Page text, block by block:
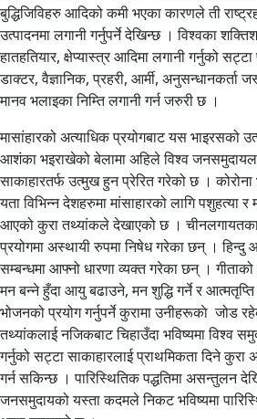
बुद्धिजिविहरु आदिको कमी भएका कारणले ती
उत्पादनमा लगानी गर्नुपर्ने देखिन्छ । विश्वका
हातहतियार, क्षेप्यास्त्र आदिमा लगानी गर्नुको
डाक्टर, वैज्ञानिक, प्रहरी, आर्मी, अनुसन्धानकर्ता
मानव भलाइका निम्ति लगानी गर्न जरुरी छ ।
मासांहारको अत्याधिक प्रयोगबाट यस भाइरसको
आशंका भइराखेको बेलामा अहिले विश्व
साकाहारतर्फ उत्मुख हुन प्रेरित गरेको छ ।
यता विभिन्न देशहरुमा मांसाहारको लागि पशुहत्या र
आएको कुरा तथ्यांकले देखाएको छ ।
प्रयोगमा अस्थायी रुपमा निषेध गरेका छन् । हिन्दु
सम्बन्धमा आफ्नो धारणा व्यक्त गरेका छन् ।
मन बन्ने हुँदा आयु बढाउने, मन शुद्धि गर्ने र आत्मतृप्ति
भोजनको प्रयोग गर्नुपर्ने कुरामा उनीहरूकाे जोड
तथ्यांकलाई नजिकबाट चिहाउँदा भविष्यमा विश्व
गर्नुको सट्टा साकाहारलाई प्राथमिकता दिने कुरा
गर्न सकिन्छ । पारिस्थितिक पद्धतिमा असन्तुलन
जनसमुदायको यस्ता कदमले निकट भविष्यमा